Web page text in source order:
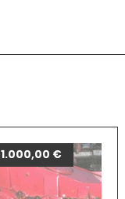
1.000,00 €